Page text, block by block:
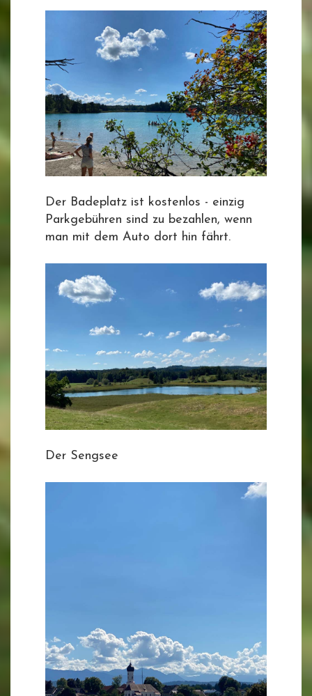
Der Badeplatz ist kostenlos - einzig
Parkgebühren sind zu bezahlen, wenn
man mit dem Auto dort hin fährt.
Der Sengsee